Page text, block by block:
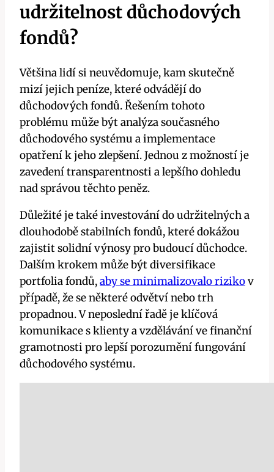
udržitelnost důchodových
fondů?
Většina lidí si neuvědomuje, kam skutečně
mizí jejich peníze, které odvádějí do
důchodových fondů. Řešením tohoto
problému může být analýza současného
důchodového systému a implementace
opatření k jeho zlepšení. Jednou z možností je
zavedení transparentnosti a lepšího dohledu
nad správou těchto peněz.
Důležité je také investování do udržitelných a
dlouhodobě stabilních fondů, které dokážou
zajistit solidní výnosy pro budoucí důchodce.
Dalším krokem může být diversifikace
portfolia fondů,aby se minimalizovalo rizikov
případě, že se některé odvětví nebo trh
propadnou. V neposlední řadě je klíčová
komunikace s klienty a vzdělávání ve finanční
gramotnosti pro lepší porozumění fungování
důchodového systému.